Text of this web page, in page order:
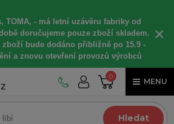
TOMA, - má letní uzávěru fabriky od
doručujeme pouze zboží skladem.
zboží bude dodáno přibližně po 15.9 -
a znovu otevření provozů výrobců
×
0
MENU
Hledat